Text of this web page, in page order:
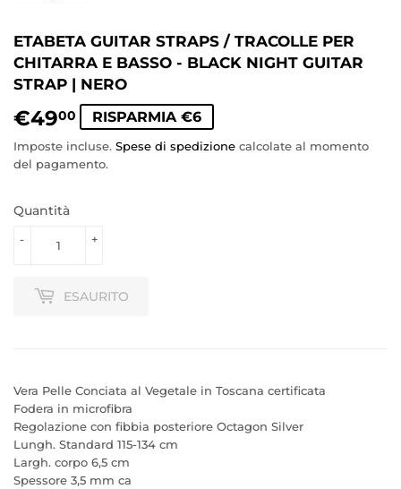
ETABETA GUITAR STRAPS / TRACOLLE PER
CHITARRA E BASSO - BLACK NIGHT GUITAR
STRAP | NERO
€4900 €49,00
RISPARMIA €6
Imposte incluse. Spese di spedizione calcolate al momento
del pagamento.
Quantità
+
-
ESAURITO
Vera Pelle Conciata al Vegetale in Toscana certificata
Fodera in microfibra
Regolazione con fibbia posteriore Octagon Silver
Lungh. Standard 115-134 cm
Largh. corpo 6,5 cm
Spessore 3,5 mm ca